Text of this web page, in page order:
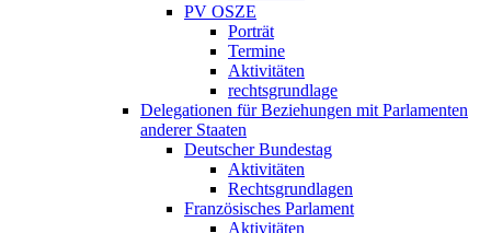
PV OSZE
Porträt
Termine
Aktivitäten
rechtsgrundlage
Delegationen für Beziehungen mit Parlamenten
anderer Staaten
Deutscher Bundestag
Aktivitäten
Rechtsgrundlagen
Französisches Parlament
Aktivitäten